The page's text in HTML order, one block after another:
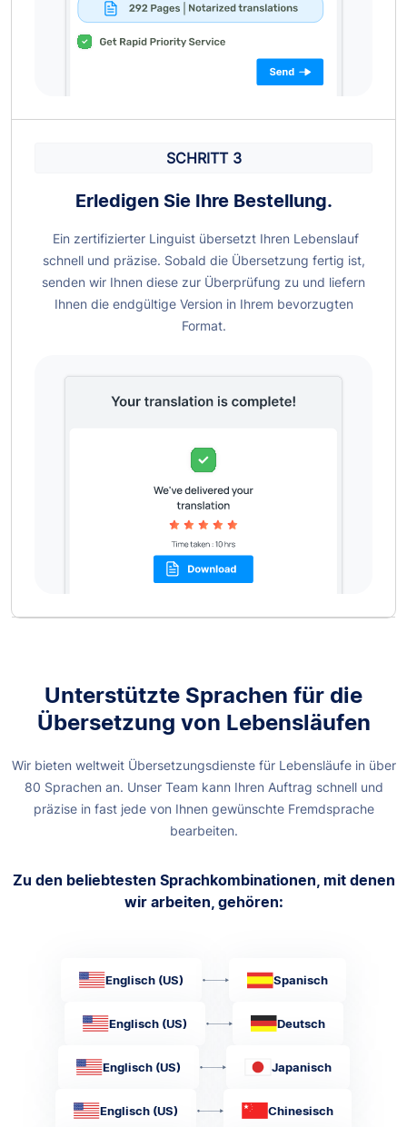
SCHRITT 3
Erledigen Sie Ihre Bestellung.
Ein zertifizierter Linguist übersetzt Ihren Lebenslauf
schnell und präzise. Sobald die Übersetzung fertig ist,
senden wir Ihnen diese zur Überprüfung zu und liefern
Ihnen die endgültige Version in Ihrem bevorzugten
Format.
Unterstützte Sprachen für die
Übersetzung von Lebensläufen
Wir bieten weltweit Übersetzungsdienste für Lebensläufe in über
80 Sprachen an. Unser Team kann Ihren Auftrag schnell und
präzise in fast jede von Ihnen gewünschte Fremdsprache
bearbeiten.
Zu den beliebtesten Sprachkombinationen, mit denen
wir arbeiten, gehören:
Englisch (US) Spanisch
Englisch (US) Deutsch
Englisch (US) Japanisch
Englisch (US) Chinesisch